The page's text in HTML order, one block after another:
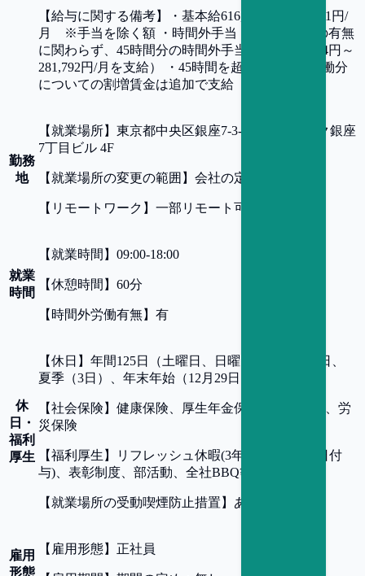
【給与に関する備考】
・基本給616,570円～801,541円/
月 ※手当を除く額 ・時間外手当（時間外労働の有無
に関わらず、45時間分の時間外手当として216,764円～
281,792円/月を支給） ・45時間を超える時間外労働分
についての割増賃金は追加で支給
勤務
地
【 就業場所】 東京都中央区銀座7-3-5 ヒューリック銀座
7丁目ビル 4F
【 就業場所の変更の範囲 】 会社の定める事業所
【 リモートワーク 】 一部リモート可
就業
時間
【 就業時間 】 09:00-18:00
【休憩時間 】 60分
【 時間外労働有無】 有
休
日・
福利
厚生
【休日 】 年間125日（土曜日、日曜日、国民の祝日、
夏季（3日）、年末年始（12月29日～1月3日）
【社会保険 】 健康保険、厚生年金保険、雇用保険、労
災保険
【福利厚生 】
リフレッシュ休暇(3年勤続ごとに5日付
与)、表彰制度、部活動、全社BBQ等のイベント
【 就業場所の受動喫煙防止措置 】 あり
雇用
形態
【 雇用形態】 正社員